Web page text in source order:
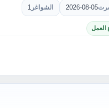
2026-08-05 الشواغر 1
العمل